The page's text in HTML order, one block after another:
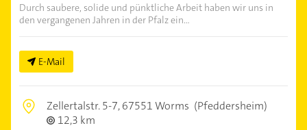
Durch saubere, solide und pünktliche Arbeit haben wir uns in
den vergangenen Jahren in der Pfalz ein...
E-Mail
Zellertalstr. 5-7,67551 Worms (Pfeddersheim)
12,3 km